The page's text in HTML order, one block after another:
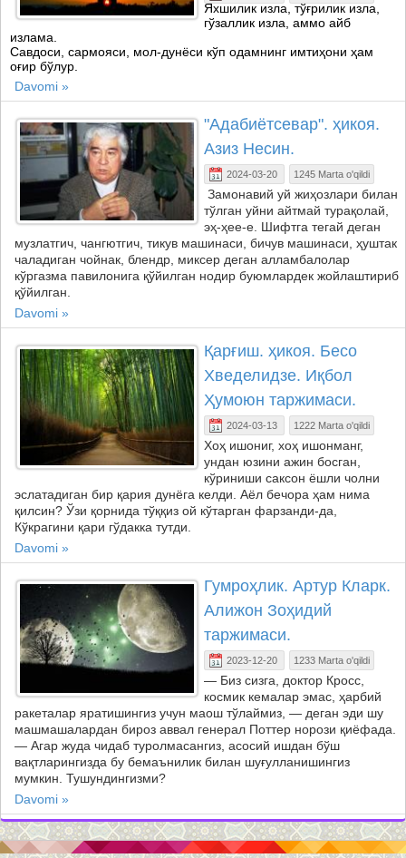
Яхшилик изла, тўғрилик изла,
гўзаллик изла, аммо айб
излама.
Савдоси, сармояси, мол-дунёси кўп одамнинг имтиҳони ҳам
оғир бўлур.
Davomi »
"Адабиётсевар". ҳикоя.
Азиз Несин.
2024-03-20 1245 Marta o'qildi
Замонавий уй жиҳозлари билан
тўлган уйни айтмай турақолай,
эҳ-ҳее-е. Шифтга тегай деган
музлатгич, чангютгич, тикув машинаси, бичув машинаси, ҳуштак
чаладиган чойнак, блендр, миксер деган алламбалолар
кўргазма павилонига қўйилган нодир буюмлардек жойлаштириб
қўйилган.
Davomi »
Қарғиш. ҳикоя. Бесо
Хведелидзе. Иқбол
Ҳумоюн таржимаси.
2024-03-13 1222 Marta o'qildi
Хоҳ ишониг, хоҳ ишонманг,
ундан юзини ажин босган,
кўриниши саксон ёшли чолни
эслатадиган бир қария дунёга келди. Аёл бечора ҳам нима
қилсин? Ўзи қорнида тўққиз ой кўтарган фарзанди-да,
Кўкрагини қари гўдакка тутди.
Davomi »
Гумроҳлик. Артур Кларк.
Алижон Зоҳидий
таржимаси.
2023-12-20 1233 Marta o'qildi
— Биз сизга, доктор Кросс,
космик кемалар эмас, ҳарбий
ракеталар яратишингиз учун маош тўлаймиз, — деган эди шу
машмашалардан бироз аввал генерал Поттер норози қиёфада.
— Агар жуда чидаб туролмасангиз, асосий ишдан бўш
вақтларингизда бу бемаънилик билан шуғулланишингиз
мумкин. Тушундингизми?
Davomi »